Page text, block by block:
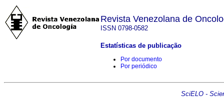
Revista Venezolana de
ISSN 0798-0582
Estatísticas de publicação
Por documento
Por periódico
SciELO -